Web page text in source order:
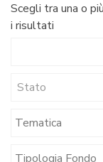
Scegli tra una o
i risultati
Stato